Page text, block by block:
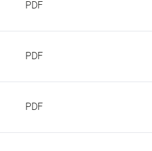
PDF
PDF
PDF